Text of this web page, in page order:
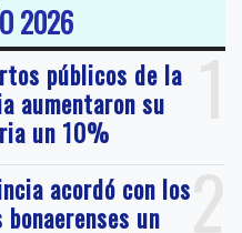
2026
1
públicos de la
aumentaron su
un 10%
2
acordó con los
un